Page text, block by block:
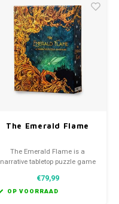
Call
The Emerald Flame
The Emerald Flame is a
narrative tabletop puzzle game
€79,99
OP VOORRAAD